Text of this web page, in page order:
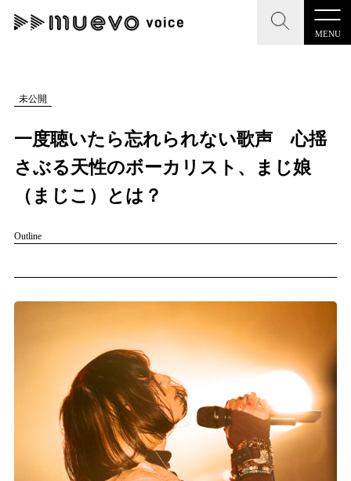
MENU
記事を検索する
#HR/HM #女性シンガー #ヒップホップ #男性シンガーグルー
"読者の声を形にする”音楽特化メディア
MENU
記事一覧
会社概要
記事リクエスト
ログイン
未公開
一度聴いたら忘れられない歌声 心揺
さぶる天性のボーカリスト、まじ娘
（まじこ）とは？
Outline